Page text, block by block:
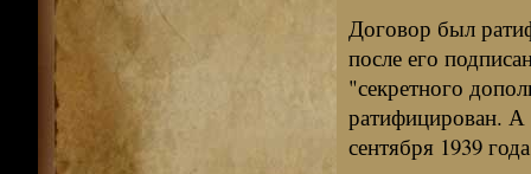
Договор был
после его
"секретного
ратифицирован. А
сентября 1939